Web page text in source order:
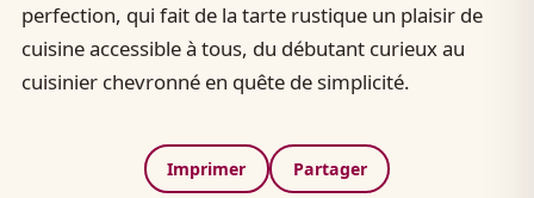
perfection, qui fait de la tarte rustique un plaisir de
cuisine accessible à tous, du débutant curieux au
cuisinier chevronné en quête de simplicité.
Imprimer Partager